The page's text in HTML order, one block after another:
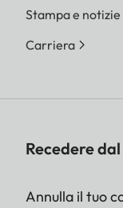
Stampa e notizie
Carriera
Recedere
Annulla il tuo